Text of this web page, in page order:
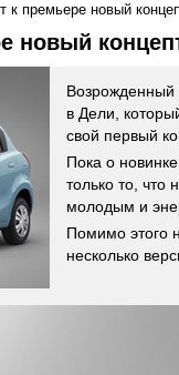
к премьере новый
новый
Возрожденный
в Дели,
свой первый
Пока о
только то, что
молодым и
Помимо этого
несколько